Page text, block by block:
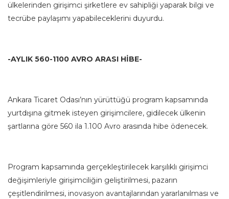
ülkelerinden girişimci şirketlere ev sahipliği yaparak bilgi ve
tecrübe paylaşımı yapabileceklerini duyurdu.
-AYLIK 560-1100 AVRO ARASI HİBE-
Ankara Ticaret Odası’nın yürüttüğü program kapsamında
yurtdışına gitmek isteyen girişimcilere, gidilecek ülkenin
şartlarına göre 560 ila 1.100 Avro arasında hibe ödenecek.
Program kapsamında gerçekleştirilecek karşılıklı girişimci
değişimleriyle girişimciliğin geliştirilmesi, pazarın
çeşitlendirilmesi, inovasyon avantajlarından yararlanılması ve